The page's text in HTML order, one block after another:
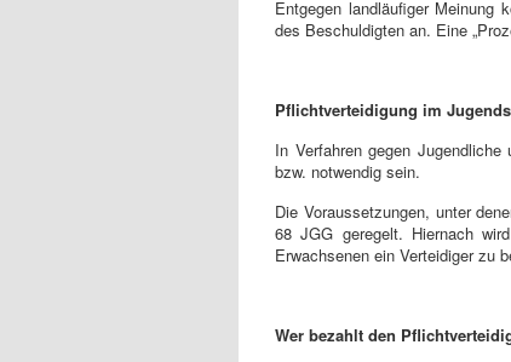
Entgegen landläufiger Meinung
des Beschuldigten an. Eine
Pflichtverteidigung im
In Verfahren gegen
bzw. notwendig sein.
Die Voraussetzungen, unter
68 JGG geregelt. Hiernach
Erwachsenen ein Verteidiger zu
Wer bezahlt den